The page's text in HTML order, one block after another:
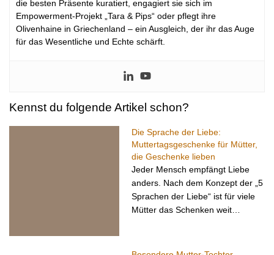
die besten Präsente kuratiert, engagiert sie sich im
Empowerment-Projekt „Tara & Pips“ oder pflegt ihre
Olivenhaine in Griechenland – ein Ausgleich, der ihr das Auge
für das Wesentliche und Echte schärft.
Kennst du folgende Artikel schon?
Die Sprache der Liebe:
Muttertagsgeschenke für Mütter,
die Geschenke lieben
Jeder Mensch empfängt Liebe
anders. Nach dem Konzept der „5
Sprachen der Liebe“ ist für viele
Mütter das Schenken weit…